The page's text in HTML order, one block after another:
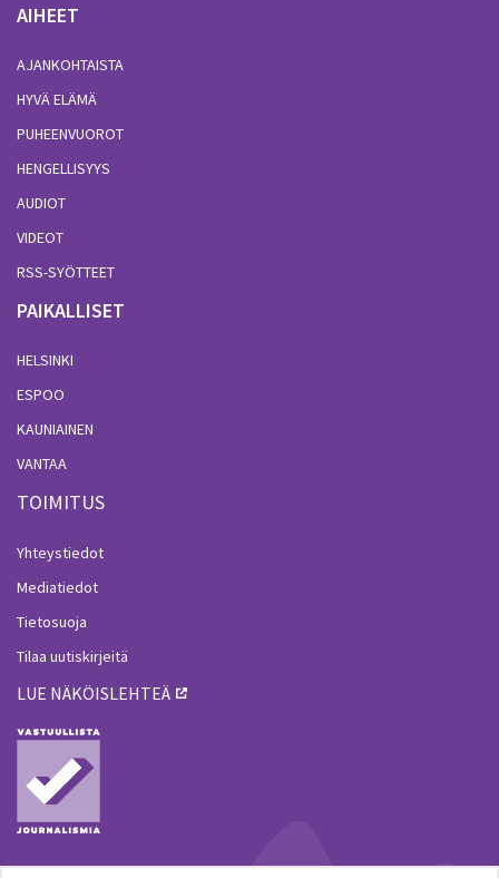
AIHEET
AJANKOHTAISTA
HYVÄ ELÄMÄ
PUHEENVUOROT
HENGELLISYYS
AUDIOT
VIDEOT
RSS-SYÖTTEET
PAIKALLISET
HELSINKI
ESPOO
KAUNIAINEN
VANTAA
TOIMITUS
Yhteystiedot
Mediatiedot
Tietosuoja
Tilaa uutiskirjeitä
LUE NÄKÖISLEHTEÄ